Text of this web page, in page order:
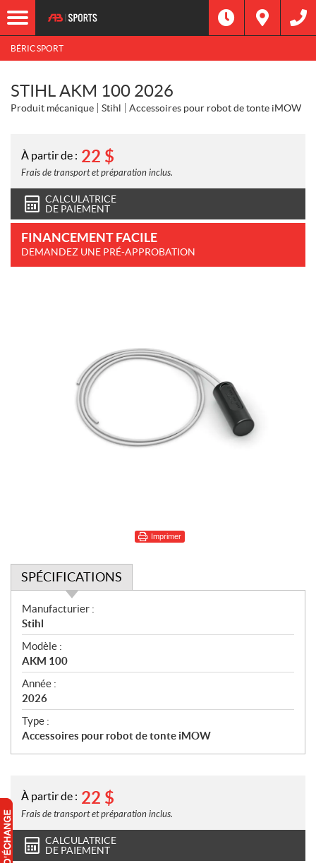
BÉRIC SPORT
STIHL AKM 100 2026
Produit mécanique Stihl Accessoires pour robot de tonte iMOW
À partir de : 22 $
Frais de transport et préparation inclus.
CALCULATRICE
DE PAIEMENT
FINANCEMENT FACILE
DEMANDEZ UNE PRÉ-APPROBATION
Imprimer
SPÉCIFICATIONS
S
p
é
c
i
f
i
c
a
n
s
Manufacturier :
Stihl
Modèle :
AKM 100
Année :
2026
Type :
Accessoires pour robot de tonte iMOW
À partir de : 22 $
Frais de transport et préparation inclus.
CALCULATRICE
DE PAIEMENT